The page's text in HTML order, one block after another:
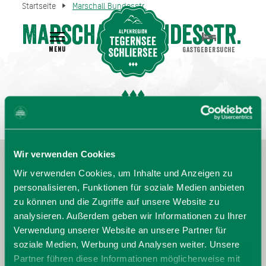
Wir verwenden Cookies
Wir verwenden Cookies, um Inhalte und Anzeigen zu
personalisieren, Funktionen für soziale Medien anbieten
zu können und die Zugriffe auf unsere Website zu
analysieren. Außerdem geben wir Informationen zu Ihrer
Verwendung unserer Website an unsere Partner für
soziale Medien, Werbung und Analysen weiter. Unsere
Partner führen diese Informationen möglicherweise mit
Startseite Marschall Bundesstr.
Marschall Bundesstr.
MENU GASTGEBERSUCHE